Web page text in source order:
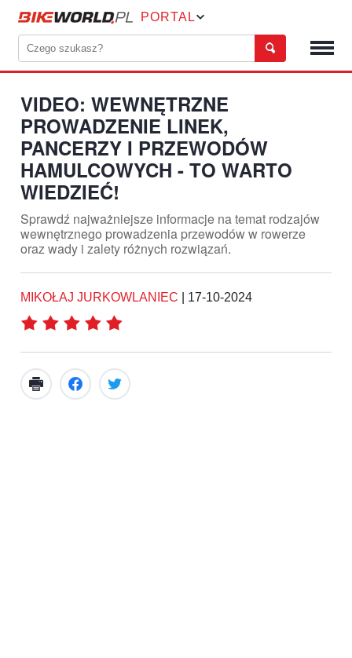
PORTAL
VIDEO: WEWNĘTRZNE
PROWADZENIE LINEK,
PANCERZY I PRZEWODÓW
HAMULCOWYCH - TO WARTO
WIEDZIEĆ!
Sprawdź najważniejsze informacje na temat rodzajów
wewnętrznego prowadzenia przewodów w rowerze
oraz wady i zalety różnych rozwiązań.
MIKOŁAJ JURKOWLANIEC | 17-10-2024